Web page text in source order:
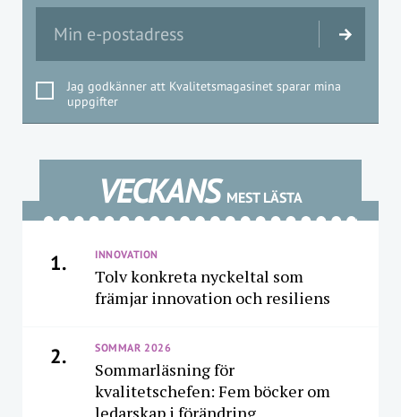
Jag godkänner att Kvalitetsmagasinet sparar mina
uppgifter
VECKANS MEST LÄSTA
1. INNOVATION
Tolv konkreta nyckeltal som
främjar innovation och resiliens
2. SOMMAR 2026
Sommarläsning för
kvalitetschefen: Fem böcker om
ledarskap i förändring